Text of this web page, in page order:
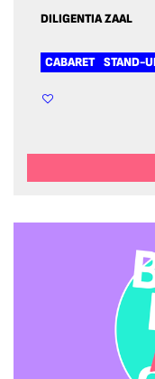
DILIGENTIA ZAAL
CABARET STAND-